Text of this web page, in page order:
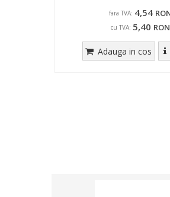
fara TVA: 4,54
cu TVA: 5,40 RON
Adauga in cos